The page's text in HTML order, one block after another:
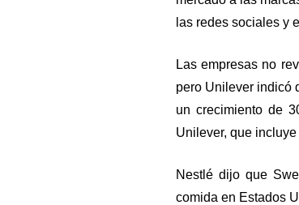
las redes sociales y
Las empresas no
pero Unilever indicó
un crecimiento de
Unilever, que
Nestlé dijo que
comida en Estados